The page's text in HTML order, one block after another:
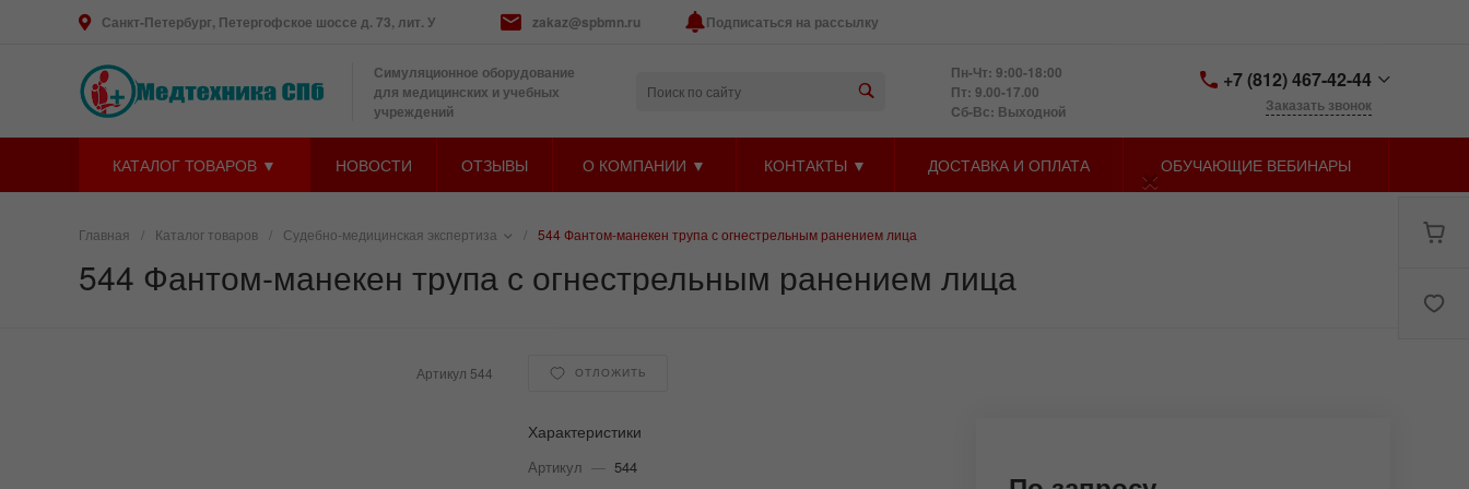
Санкт-Петербург, Петергофское шоссе д. 73, лит. У zakaz@spbmn.ru Подписаться на рассылку
Симуляционное оборудование
для медицинских и учебных
учреждений
Пн-Чт: 9:00-18:00
Пт: 9.00-17.00
Cб-Вс: Выходной
+7 (812) 467-42-44
Санкт-Петербург,
73, лит. У
Заказать звонок
КАТАЛОГ ТОВАРОВ ▼ НОВОСТИ ОТЗЫВЫ О КОМПАНИИ ▼ КОНТАКТЫ ▼ ДОСТАВКА И ОПЛАТА ОБУЧАЮЩИЕ ВЕБИНАРЫ
Главная / Каталог товаров / Судебно-медицинская экспертиза / 544 Фантом-манекен трупа с огнестрельным ранением лица
544 Фантом-манекен трупа с огнестрельным ранением лица
Артикул 544 ОТЛОЖИТЬ
Характеристики
Артикул — 544
×